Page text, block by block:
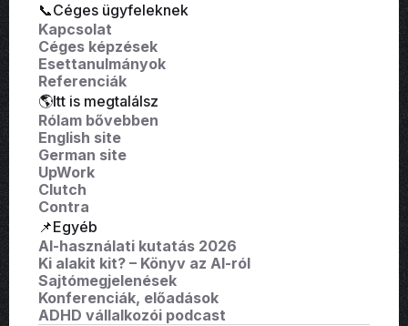
📞Céges ügyfeleknek
Kapcsolat
Céges képzések
Esettanulmányok
Referenciák
🌎Itt is megtalálsz
Rólam bővebben
English site
German site
UpWork
Clutch
Contra
📌Egyéb
AI-használati kutatás 2026
Ki alakit kit? – Könyv az AI-ról
Sajtómegjelenések
Konferenciák, előadások
ADHD vállalkozói podcast